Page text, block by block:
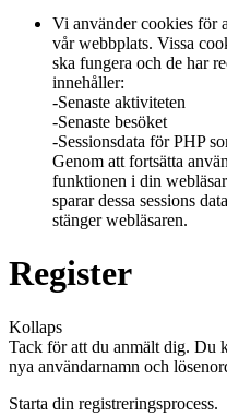
Vi använder cookies för
vår webbplats. Vissa
ska fungera och de har
innehåller:
-Senaste aktiviteten
-Senaste besöket
-Sessionsdata för PHP
Genom att fortsätta
funktionen i din
sparar dessa sessions
stänger webläsaren.
Register
Kollaps
Tack för att du anmält dig. Du
nya användarnamn och
Starta din registreringsprocess.